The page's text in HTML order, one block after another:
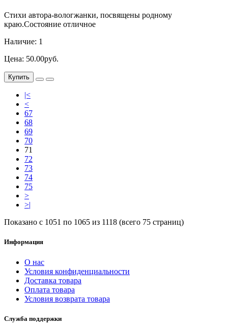
Стихи автора-вологжанки, посвящены родному
краю.Состояние отличное
Наличие: 1
Цена: 50.00руб.
Купить
|<
<
67
68
69
70
71
72
73
74
75
>
>|
Показано с 1051 по 1065 из 1118 (всего 75 страниц)
Информация
О нас
Условия конфиденциальности
Доставка товара
Оплата товара
Условия возврата товара
Служба поддержки